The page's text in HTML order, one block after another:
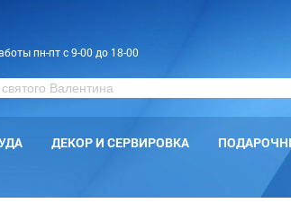
пн-пт с 9-00 до 18-00
ДЕКОР И СЕРВИРОВКА